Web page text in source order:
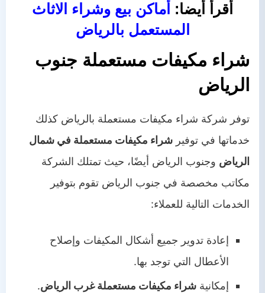
أقرأ أيضا: أماكن بيع وشراء الاثاث
المستعمل بالرياض
شراء مكيفات مستعملة جنوب
الرياض
توفر شركة شراء مكيفات مستعملة بالرياض كذلك
خدماتها في توفير شراء مكيفات مستعملة في شمال
الرياض وجنوب الرياض أيضًا، حيث تمتلك الشركة
مكاتب مخصصة في جنوب الرياض تقوم بتوفير
الخدمات التالية للعملاء:
إعادة تدوير جميع أشكال المكيفات وإصلاح
الأعطال التي توجد بها.
إمكانية شراء مكيفات مستعملة غرب الرياض.